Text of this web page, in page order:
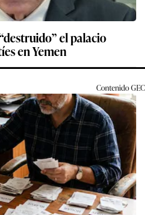
el palacio
en Yemen
ContenidoGEC